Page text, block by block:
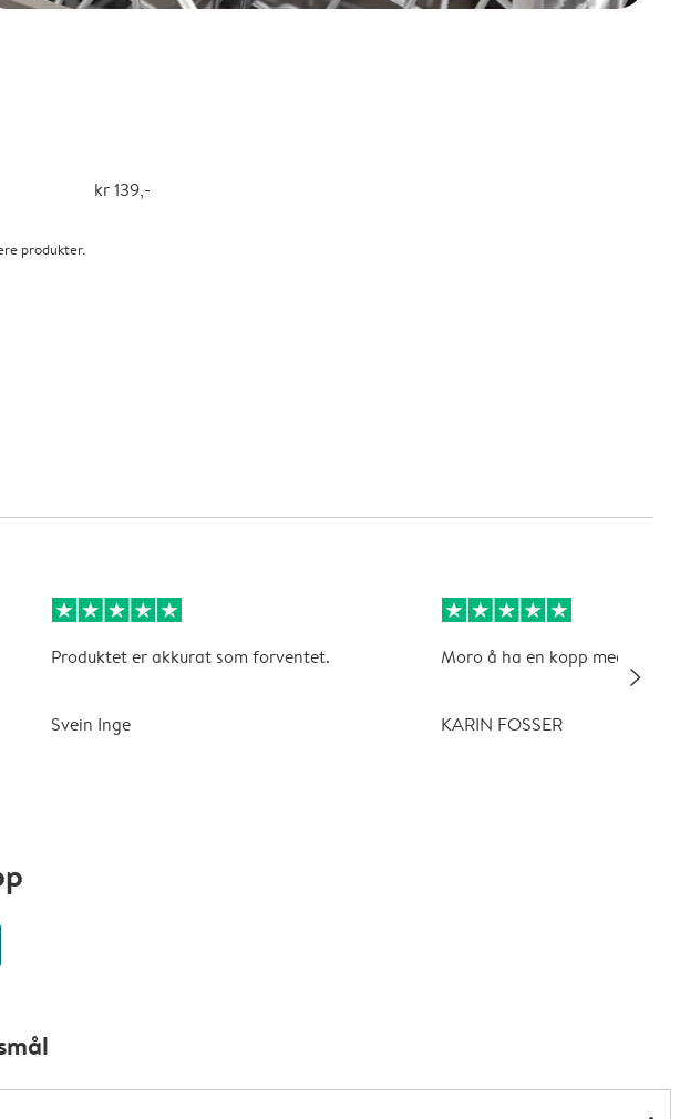
kr 139,-
produkter.
Produktet er akkurat som forventet.
Svein Inge
Moro å ha en kopp med
KARIN FOSSER
slim_arrow_right